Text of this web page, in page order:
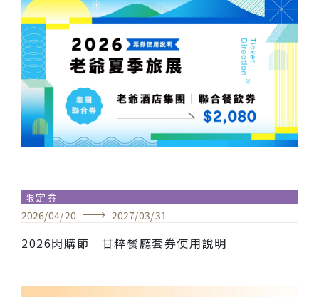
限定券
2026/04/20 2027/03/31
2026閃購節｜甘粹餐廳套券使用說明